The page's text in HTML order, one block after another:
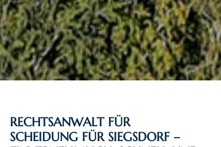
RECHTSANWALT FÜR
SCHEIDUNG FÜR SIEGSDORF –